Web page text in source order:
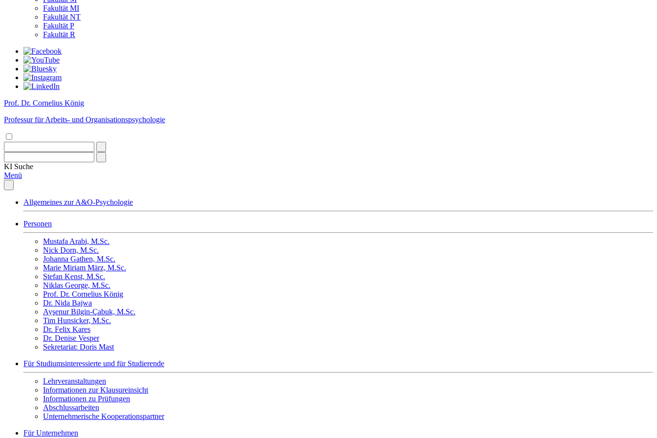
Fakultät MI
Fakultät NT
Fakultät P
Fakultät R
Prof. Dr. Cornelius König
Professur für Arbeits- und Organisationspsychologie
KI Suche
Menü
Allgemeines zur A&O-Psychologie
Personen
Mustafa Arabi, M.Sc.
Nick Dorn, M.Sc.
Johanna Gathen, M.Sc.
Marie Miriam März, M.Sc.
Stefan Kenst, M.Sc.
Niklas George, M.Sc.
Prof. Dr. Cornelius König
Dr. Nida Bajwa
Ayşenur Bilgin-Çabuk, M.Sc.
Tim Hunsicker, M.Sc.
Dr. Felix Kares
Dr. Denise Vesper
Sekretariat: Doris Mast
Für Studiumsinteressierte und für Studierende
Lehrveranstaltungen
Informationen zur Klausureinsicht
Informationen zu Prüfungen
Abschlussarbeiten
Unternehmerische Kooperationspartner
Für Unternehmen